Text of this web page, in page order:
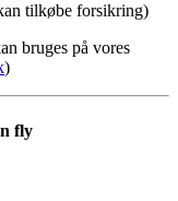
tilkøbe forsikring)
bruges på vores
)
fly